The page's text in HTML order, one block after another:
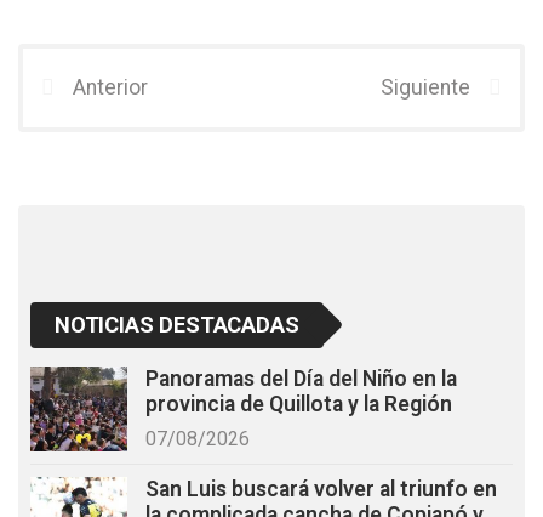
b
er
Anterior Siguiente
NOTICIAS DESTACADAS
Panoramas del Día del Niño en la
provincia de Quillota y la Región
07/08/2026
San Luis buscará volver al triunfo en